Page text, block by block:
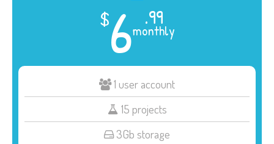
$6 .99
monthly
1 user account
15 projects
3Gb storage